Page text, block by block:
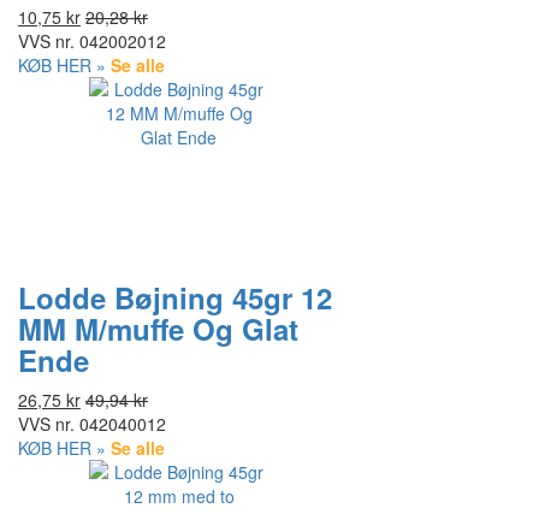
10,75 kr 20,28 kr
VVS nr. 042002012
KØB HER » Se alle
Lodde Bøjning 45gr 12
MM M/muffe Og Glat
Ende
26,75 kr 49,94 kr
VVS nr. 042040012
KØB HER » Se alle